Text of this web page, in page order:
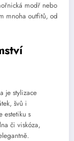
modř nebo
mnoha outfitů, od
je stylizace
švů i
estetiku s
či viskóza,